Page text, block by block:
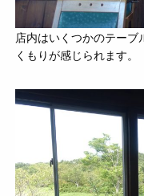
店内はいくつかのテーブ
くもりが感じられます。